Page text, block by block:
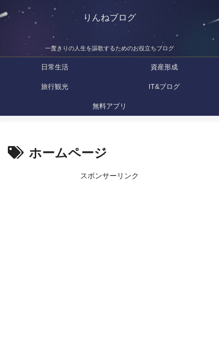
りんねブログ
一度きりの人生を謳歌するためのお役立ちブログ
日常生活 資産形成
旅行観光 IT&ブログ
無料アプリ
ホームページ
スポンサーリンク